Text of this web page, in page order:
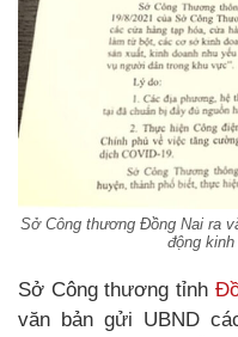
Sở Công thương Đồng Nai ra
động
Sở Công thương tỉnh
văn bản gửi UBND